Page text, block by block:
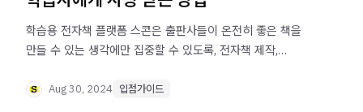
학습용 전자책 플랫폼 스콘은 출판사들이 온전히 좋은 책을
만들 수 있는 생각에만 집중할 수 있도록, 전자책 제작,
Aug 30, 2024 입점가이드